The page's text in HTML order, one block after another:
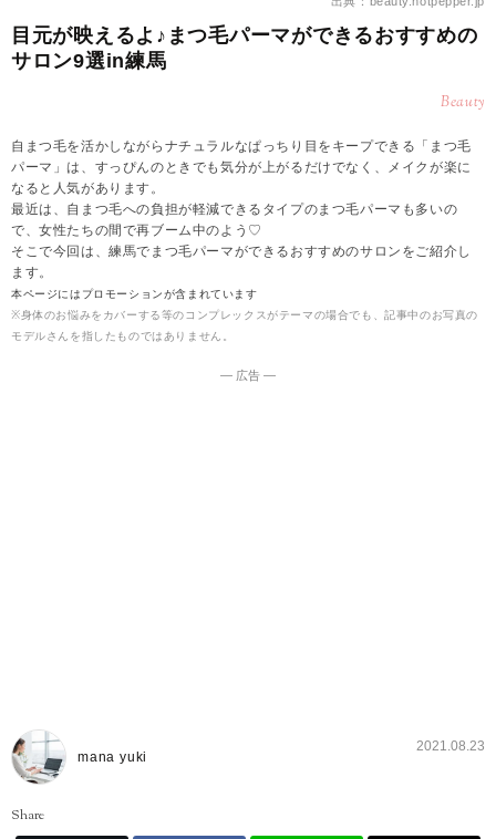
目元が映えるよ♪まつ毛パーマができるおすすめの
サロン9選in練馬
Beauty
自まつ毛を活かしながらナチュラルなぱっちり目をキープできる「まつ毛
パーマ」は、すっぴんのときでも気分が上がるだけでなく、メイクが楽に
なると人気があります。
最近は、自まつ毛への負担が軽減できるタイプのまつ毛パーマも多いの
で、女性たちの間で再ブーム中のよう♡
そこで今回は、練馬でまつ毛パーマができるおすすめのサロンをご紹介し
ます。
本ページにはプロモーションが含まれています
※身体のお悩みをカバーする等のコンプレックスがテーマの場合でも、記事中のお写真の
モデルさんを指したものではありません。
― 広告 ―
mana yuki
2021.08.23
Share